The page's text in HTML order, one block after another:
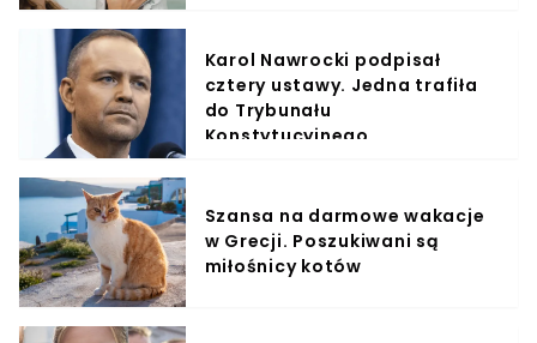
Karol Nawrocki podpisał
cztery ustawy. Jedna trafiła
do Trybunału
Konstytucyjnego
Szansa na darmowe wakacje
w Grecji. Poszukiwani są
miłośnicy kotów